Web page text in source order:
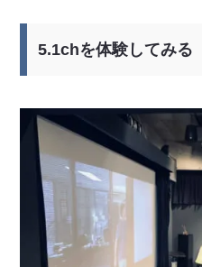
5.1chを体験してみる